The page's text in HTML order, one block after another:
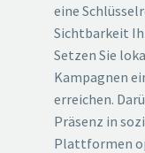
eine
Sichtbarkeit
Setzen Sie
Kampagnen
erreichen.
Präsenz in
Plattformen